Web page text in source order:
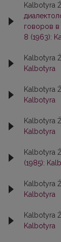
Kalbotyra
говоров в
8 (1963):
Kalbotyra
Kalbotyra
Kalbotyra
Kalbotyra
Kalbotyra
Kalbotyra
Kalbotyra
(1985):
Kalbotyra
Kalbotyra
Kalbotyra
Kalbotyra